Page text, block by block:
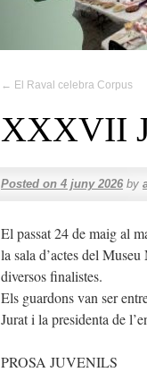
← El Raval celebra Corpus
XXXVII
Posted on 4 juny 2026 by
El passat 24 de maig al
la sala d’actes del
diversos finalistes.
Els guardons van ser
Jurat i la presidenta de
PROSA JUVENILS